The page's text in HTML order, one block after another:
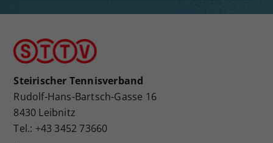
Steirischer Tennisverband
Rudolf-Hans-Bartsch-Gasse 16
8430 Leibnitz
Tel.: +43 3452 73660